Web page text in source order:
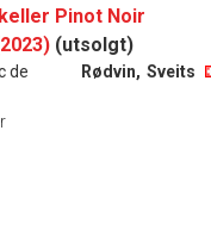
Pinot Noir
(utsolgt)
de
Rødvin, Sveits